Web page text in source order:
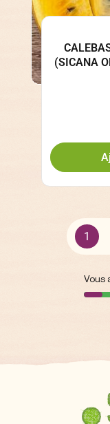
(SICANA
1
Vous